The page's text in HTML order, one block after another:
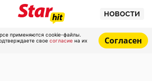
НОВОСТИ
применяются cookie-файлы.
свое согласие на их
Согласен